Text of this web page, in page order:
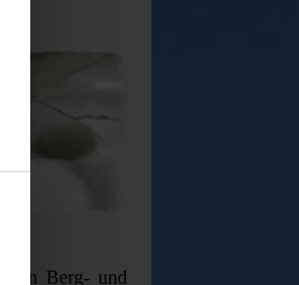
pielen Berg- und